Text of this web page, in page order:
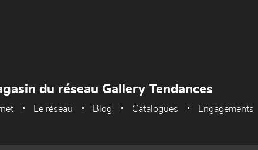
du réseau Gallery Tendances
Le réseau Blog Catalogues Engagements